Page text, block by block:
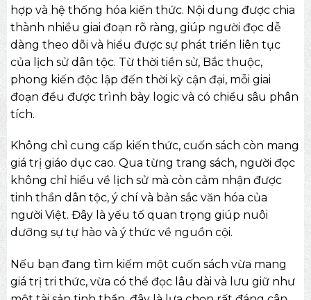
hợp và hệ thống hóa kiến thức. Nội dung được chia
thành nhiều giai đoạn rõ ràng, giúp người đọc dễ
dàng theo dõi và hiểu được sự phát triển liên tục
của lịch sử dân tộc. Từ thời tiền sử, Bắc thuộc,
phong kiến độc lập đến thời kỳ cận đại, mỗi giai
đoạn đều được trình bày logic và có chiều sâu phân
tích.
Không chỉ cung cấp kiến thức, cuốn sách còn mang
giá trị giáo dục cao. Qua từng trang sách, người đọc
không chỉ hiểu về lịch sử mà còn cảm nhận được
tinh thần dân tộc, ý chí và bản sắc văn hóa của
người Việt. Đây là yếu tố quan trọng giúp nuôi
dưỡng sự tự hào và ý thức về nguồn cội.
Nếu bạn đang tìm kiếm một cuốn sách vừa mang
giá trị tri thức, vừa có thể đọc lâu dài và lưu giữ như